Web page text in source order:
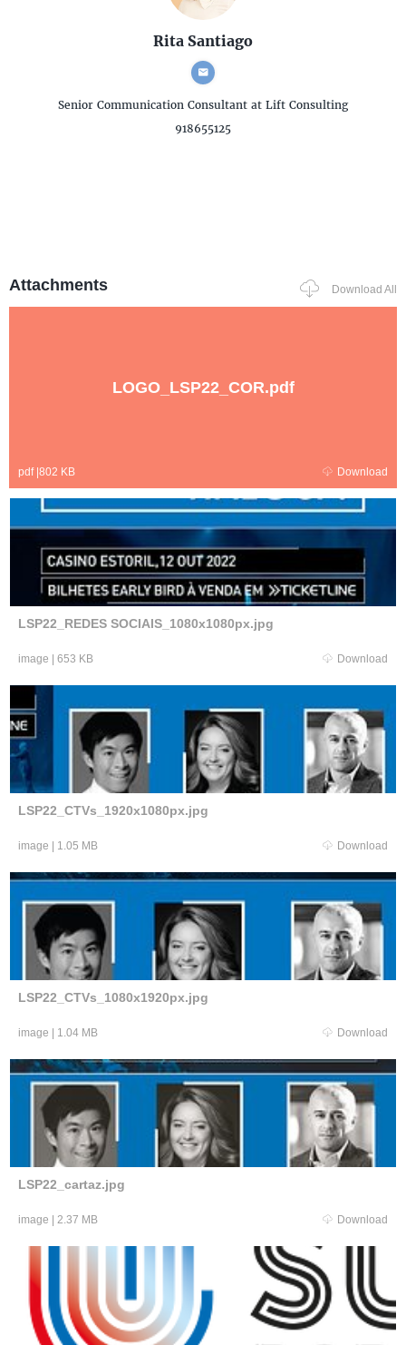
Rita Santiago
Senior Communication Consultant at Lift Consulting
918655125
Attachments Download All
LOGO_LSP22_COR.pdf
pdf| 802 KB Download
LSP22_REDES SOCIAIS_1080x1080px.jpg
image 653 KB Download
LSP22_CTVs_1920x1080px.jpg
image 1.05 MB Download
LSP22_CTVs_1080x1920px.jpg
image 1.04 MB Download
LSP22_cartaz.jpg
image 2.37 MB Download